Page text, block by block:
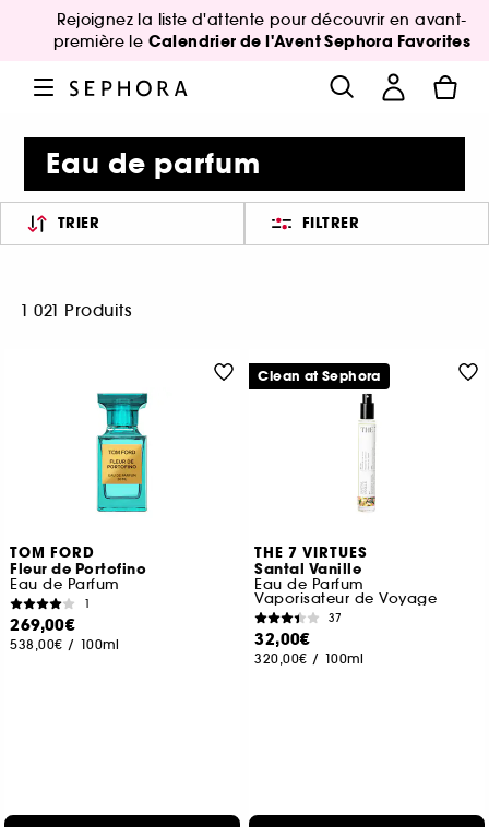
Rejoignez la liste d'attente pour découvrir en avant-
première le Calendrier de l'Avent Sephora Favorites
Eau de parfum
TRIER FILTRER
1 021 Produits
TOM FORD
Fleur de Portofino
Eau de Parfum
1
269,00€
538,00€ / 100ml
THE 7 VIRTUES
Santal Vanille
Eau de Parfum
Vaporisateur de Voyage
37
32,00€
320,00€ / 100ml
Clean at Sephora